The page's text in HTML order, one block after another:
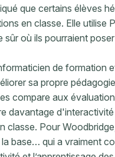
que certains élèves
en classe. Elle utilise
sûr où ils pourraient
de formation
sa propre
compare aux
davantage
classe. Pour
la base… qui a vraiment